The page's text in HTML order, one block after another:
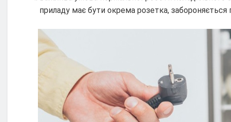
приладу має бути окрема розетка, забороняється